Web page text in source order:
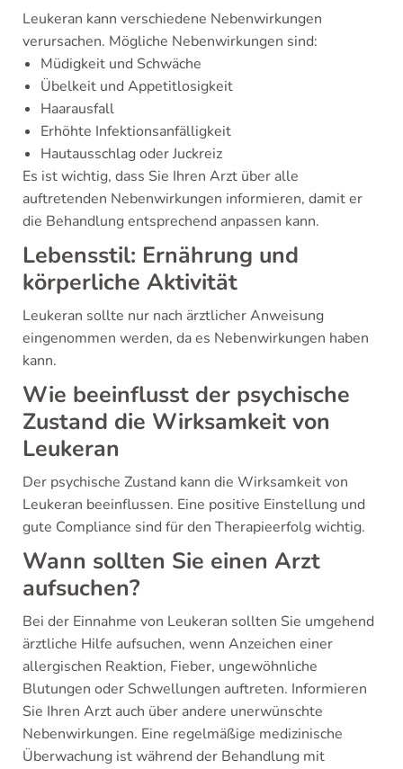
Leukeran kann verschiedene Nebenwirkungen
verursachen. Mögliche Nebenwirkungen sind:
Müdigkeit und Schwäche
Übelkeit und Appetitlosigkeit
Haarausfall
Erhöhte Infektionsanfälligkeit
Hautausschlag oder Juckreiz
Es ist wichtig, dass Sie Ihren Arzt über alle
auftretenden Nebenwirkungen informieren, damit er
die Behandlung entsprechend anpassen kann.
Lebensstil: Ernährung und
körperliche Aktivität
Leukeran sollte nur nach ärztlicher Anweisung
eingenommen werden, da es Nebenwirkungen haben
kann.
Wie beeinflusst der psychische
Zustand die Wirksamkeit von
Leukeran
Der psychische Zustand kann die Wirksamkeit von
Leukeran beeinflussen. Eine positive Einstellung und
gute Compliance sind für den Therapieerfolg wichtig.
Wann sollten Sie einen Arzt
aufsuchen?
Bei der Einnahme von Leukeran sollten Sie umgehend
ärztliche Hilfe aufsuchen, wenn Anzeichen einer
allergischen Reaktion, Fieber, ungewöhnliche
Blutungen oder Schwellungen auftreten. Informieren
Sie Ihren Arzt auch über andere unerwünschte
Nebenwirkungen. Eine regelmäßige medizinische
Überwachung ist während der Behandlung mit